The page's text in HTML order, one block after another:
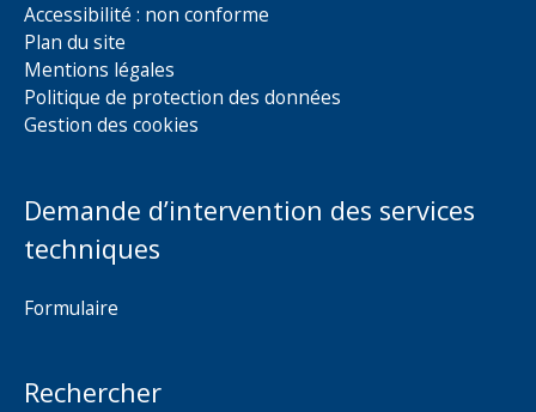
Accessibilité : non conforme
Plan du site
Mentions légales
Politique de protection des données
Gestion des cookies
Demande d’intervention des services
techniques
Formulaire
Rechercher